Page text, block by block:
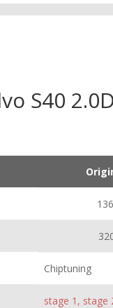
S40
136
Chiptuning
stage 1, stage